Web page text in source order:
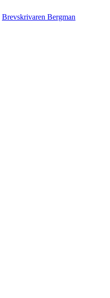
Brevskrivaren Bergman